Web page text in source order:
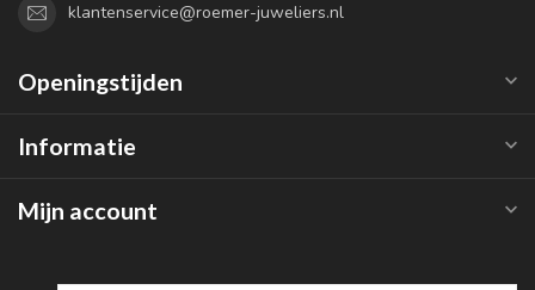
klantenservice@roemer-juweliers.nl
Openingstijden
Informatie
Mijn account